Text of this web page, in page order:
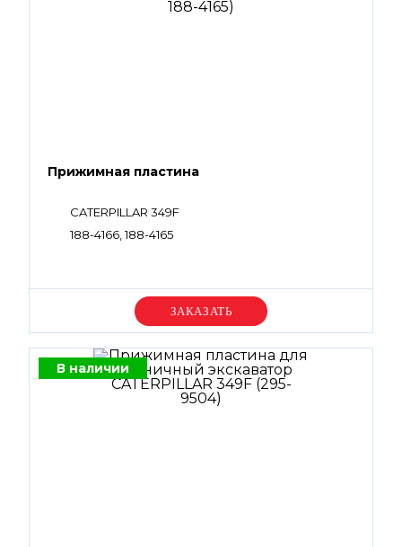
Прижимная пластина
CATERPILLAR 349F
188-4166, 188-4165
Уточняйте цену
В наличии